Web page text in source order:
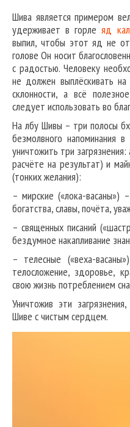
Шива является примером
удерживает в горлеяд
выпил, чтобы этот яд не
голове Он носит
с радостью. Человеку
не должен выплёскивать
склонности, а всё
следует использовать во
На лбу Шивы – три полосы
безмолвного напоминания
уничтожить три
расчёте на результат) и
(тонких желания):
– мирские («лока-васаны»)
богатства, славы, почёта,
– священных писаний
бездумное накапливание
– телесные («веха-
телосложение, здоровье,
свою жизнь потреблением
Уничтожив эти
Шиве с чистым сердцем.